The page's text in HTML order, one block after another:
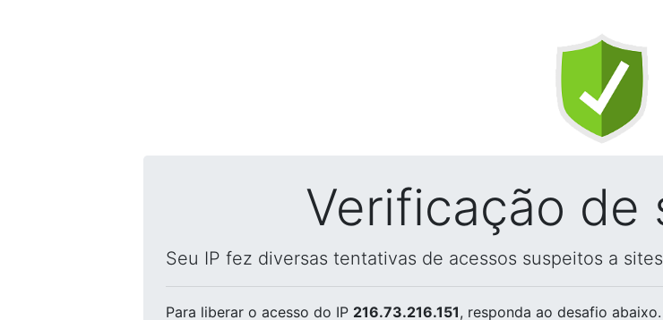
Verificação de
Seu IP fez diversas tentativas de acessos suspeitos a
Para liberar o acesso do IP 216.73.216.151, responda ao desafio abaixo.